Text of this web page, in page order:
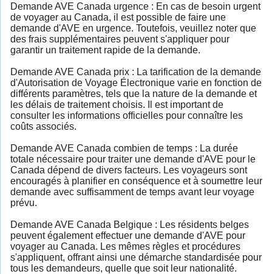
Demande AVE Canada urgence : En cas de besoin urgent
de voyager au Canada, il est possible de faire une
demande d'AVE en urgence. Toutefois, veuillez noter que
des frais supplémentaires peuvent s'appliquer pour
garantir un traitement rapide de la demande.
Demande AVE Canada prix : La tarification de la demande
d'Autorisation de Voyage Électronique varie en fonction de
différents paramètres, tels que la nature de la demande et
les délais de traitement choisis. Il est important de
consulter les informations officielles pour connaître les
coûts associés.
Demande AVE Canada combien de temps : La durée
totale nécessaire pour traiter une demande d'AVE pour le
Canada dépend de divers facteurs. Les voyageurs sont
encouragés à planifier en conséquence et à soumettre leur
demande avec suffisamment de temps avant leur voyage
prévu.
Demande AVE Canada Belgique : Les résidents belges
peuvent également effectuer une demande d'AVE pour
voyager au Canada. Les mêmes règles et procédures
s'appliquent, offrant ainsi une démarche standardisée pour
tous les demandeurs, quelle que soit leur nationalité.